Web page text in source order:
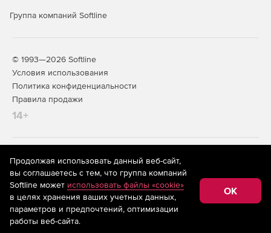
Группа компаний Softline
© 1993—2026 Softline
Условия использования
Политика конфиденциальности
Правила продажи
14+
На информационном ресурсе store.softline.ru применяются
рекомендательные технологии
(информационные технологии
предоставления информации на основе сбора,
систематизации и анализа сведений, относящихся к
предпочтениям пользователей сети «Интернет»,
находящихся на территории Российской Федерации)
Продолжая использовать данный веб-сайт,
вы соглашаетесь с тем, что группа компаний
Softline может использовать файлы «cookie»
в целях хранения ваших учетных данных,
параметров и предпочтений, оптимизации
работы веб-сайта.
OK